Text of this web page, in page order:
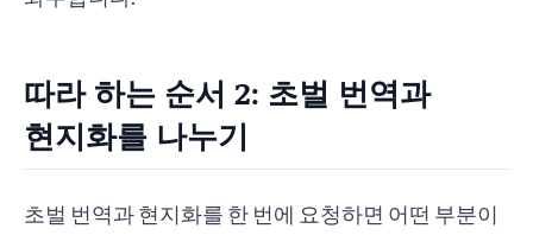
따라 하는 순서 2: 초벌 번역과
현지화를 나누기
초벌 번역과 현지화를 한 번에 요청하면 어떤 부분이